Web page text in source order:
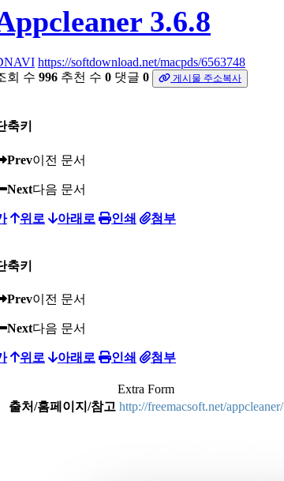
3.6.8
https://softdownload.net/macpds/6563748
회 수 996 추천 수 0 댓글 0 게시물 주소복사
축키
Prev이전 문서
Next다음 문서
위로 아래로 인쇄 첨부
축키
Prev이전 문서
Next다음 문서
위로 아래로 인쇄 첨부
Extra Form
출처/홈페이지/참고 http://freemacsoft.net/appcleaner/